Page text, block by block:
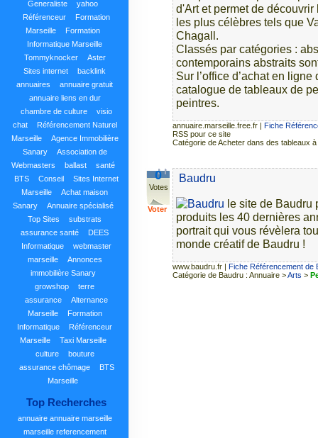
Generaliste
yahoo
Référenceur
Formation
Marseille
Formation
Informatique Marseille
Tommyknocker
Aster
Sites internet
backlink
annuaires
annuaire gratuit
annuaire liens en dur
chambre de culture
visio
chat
Référencement Naturel
Marseille
Agence Immobilière
Sanary
Association de
Webmasters
ballast
santé
BTS
Conseil
Sites Internet
Marseille
Achat maison
Sanary
Annuaire spécialisé
Top Sites
substrats
assurance santé
DEES
Informatique
webmaster
marseille
Annonces
immobilière Sanary
growshop
terre
assurance
Alternance
Marseille
Formation
Informatique
Référenceur
Marseille
Taxi Marseille
culture
bouture
assurance chômage
BTS
Marseille
Top Recherches
annuaire annuaire marseille
marseille referencement
d'Art et permet de
les plus célèbres tels que
Chagall.
Classés par catégories :
contemporains abstraits
Sur l’office d’achat en
catalogue de tableaux de
peintres.
annuaire.marseille.free.fr
Fiche
RSS pour ce site
Catégorie de Acheter dans des tableaux
0
Votes
Voter
Baudru
le site de Baudru
produits les 40 dernières
portrait qui vous révèlera
monde créatif de Baudru !
www.baudru.fr
Fiche Référencement de
Catégorie de Baudru : Annuaire >Arts >